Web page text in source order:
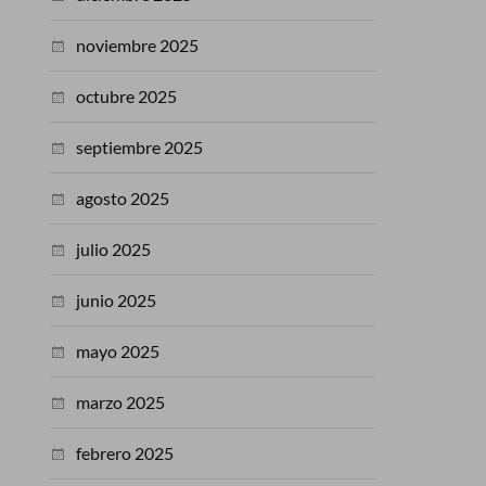
noviembre 2025
octubre 2025
septiembre 2025
agosto 2025
julio 2025
junio 2025
mayo 2025
marzo 2025
febrero 2025